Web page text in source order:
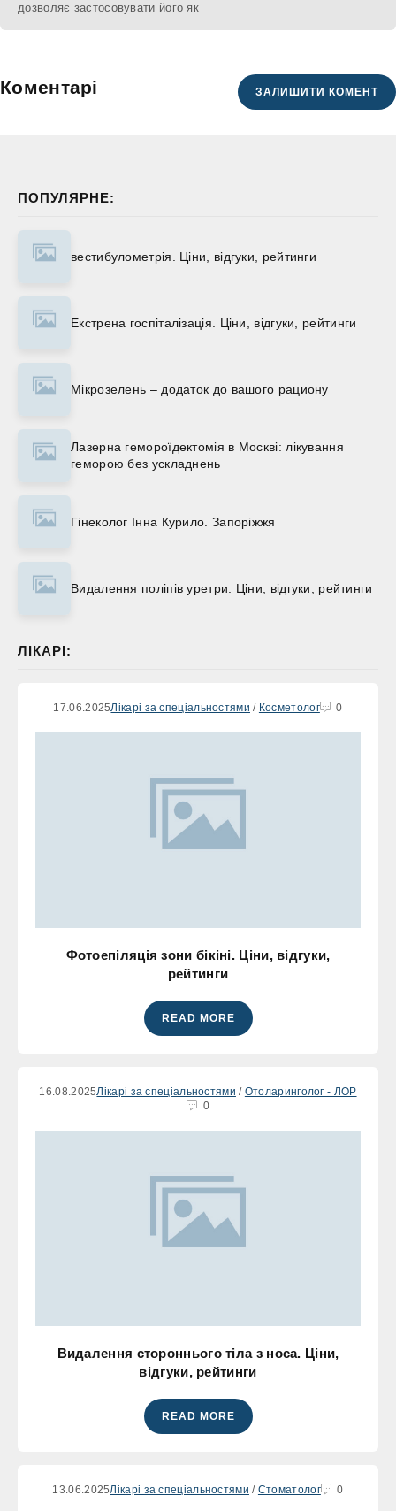
ПОПУЛЯРНЕ:
вестибулометрія. Ціни, відгуки, рейтинги
Екстрена госпіталізація. Ціни, відгуки, рейтинги
Мікрозелень – додаток до вашого рациону
Лазерна гемороїдектомія в Москві: лікування
геморою без ускладнень
Гінеколог Інна Курило. Запоріжжя
Видалення поліпів уретри. Ціни, відгуки, рейтинги
ЛІКАРІ:
17.06.2025Лікарі за спеціальностями / Косметолог 0
Фотоепіляція зони бікіні. Ціни, відгуки,
рейтинги
READ MORE
16.08.2025Лікарі за спеціальностями / Отоларинголог - ЛОР
0
Видалення стороннього тіла з носа. Ціни,
відгуки, рейтинги
READ MORE
13.06.2025Лікарі за спеціальностями / Стоматолог 0
дозволяє застосовувати його як
Коментарі ЗАЛИШИТИ КОМЕНТ